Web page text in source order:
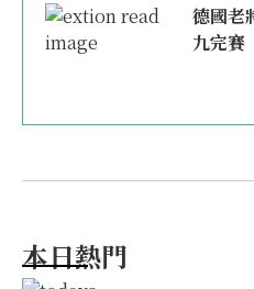
德國老
九完賽
本日熱門